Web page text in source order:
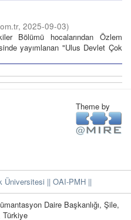
, 2025-09-03)
Bölümü hocalarından Özlem
yayımlanan "Ulus Devlet Çok
Theme by
Üniversitesi || OAI-PMH ||
Daire Başkanlığı, Şile,
Türkiye